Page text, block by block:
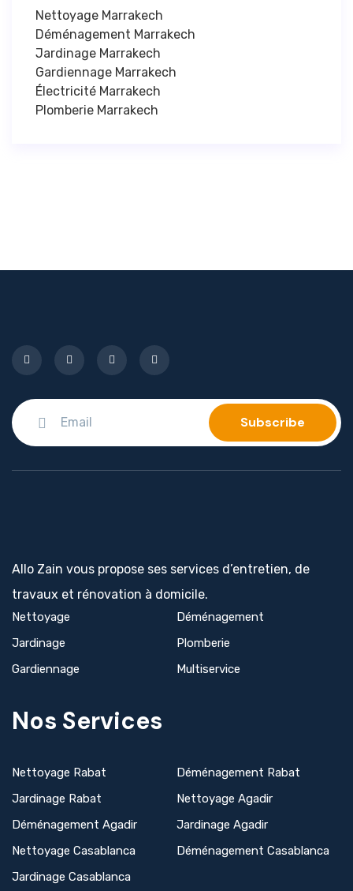
Nettoyage Marrakech
Déménagement Marrakech
Jardinage Marrakech
Gardiennage Marrakech
Électricité Marrakech
Plomberie Marrakech
Allo Zain vous propose ses services d’entretien, de
travaux et rénovation à domicile.
Nettoyage
Déménagement
Jardinage
Plomberie
Gardiennage
Multiservice
Nos Services
Nettoyage Rabat
Déménagement Rabat
Jardinage Rabat
Nettoyage Agadir
Déménagement Agadir
Jardinage Agadir
Nettoyage Casablanca
Déménagement Casablanca
Jardinage Casablanca